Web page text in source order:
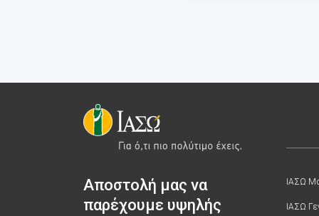
Αποστολή μας να
παρέχουμε υψηλής
ΙΑΣΩ
ΙΑΣΩ